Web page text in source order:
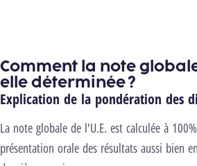
Comment la note globale
elle déterminée ?
Explication de la pondération des
La note globale de l'U.E. est calculée à
présentation orale des résultats aussi bien